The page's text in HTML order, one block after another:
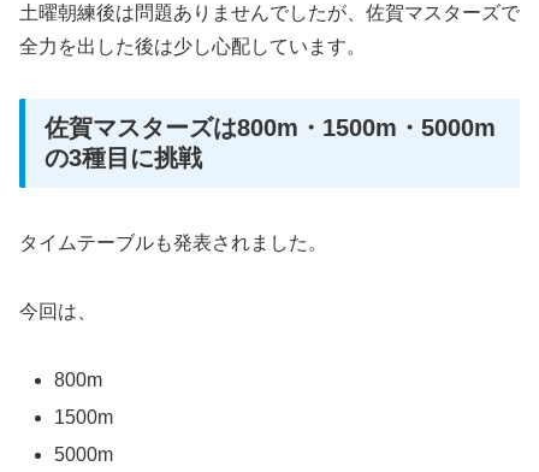
土曜朝練後は問題ありませんでしたが、佐賀マスターズで
全力を出した後は少し心配しています。
佐賀マスターズは800m・1500m・5000m
の3種目に挑戦
タイムテーブルも発表されました。
今回は、
800m
1500m
5000m